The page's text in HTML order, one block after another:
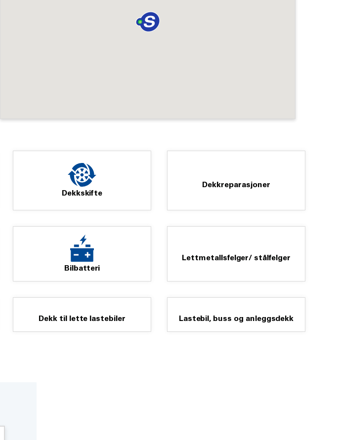
Dekkskifte
Dekkreparasjoner
Bilbatteri
Lettmetallsfelger/ stålfelger
Dekk til lette lastebiler Lastebil, buss og anleggsdekk